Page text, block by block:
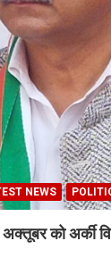
NEWS
को अर्की